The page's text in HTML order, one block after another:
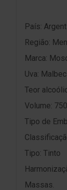
País:
Região:
Marca:
Uva: Malbec
Teor
Volume:
Tipo de
Tipo: Tinto
Massas.